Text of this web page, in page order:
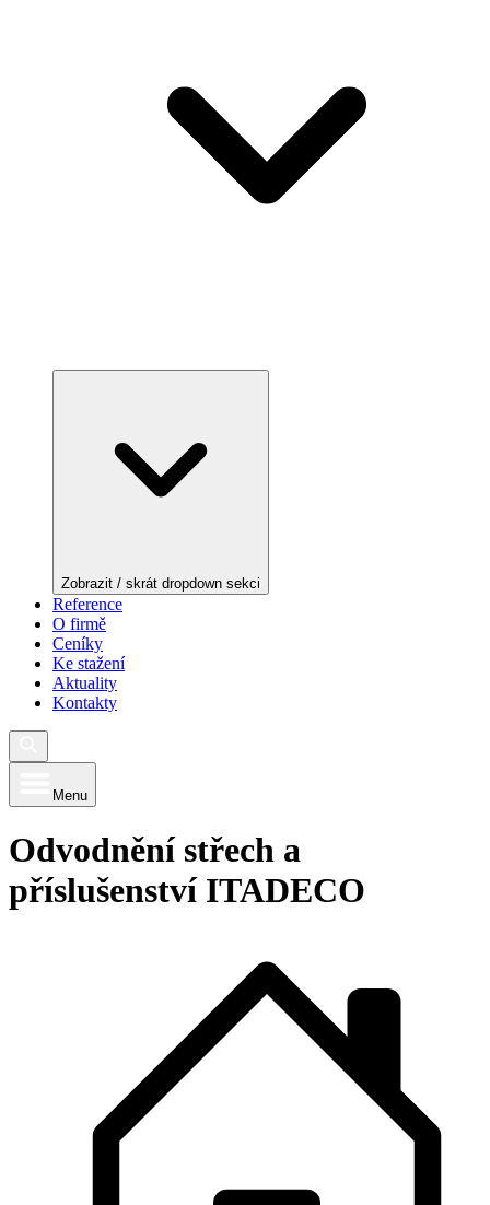
Zobrazit / skrát dropdown sekci
Reference
O firmě
Ceníky
Ke stažení
Aktuality
Kontakty
Menu
Odvodnění střech a
příslušenství ITADECO